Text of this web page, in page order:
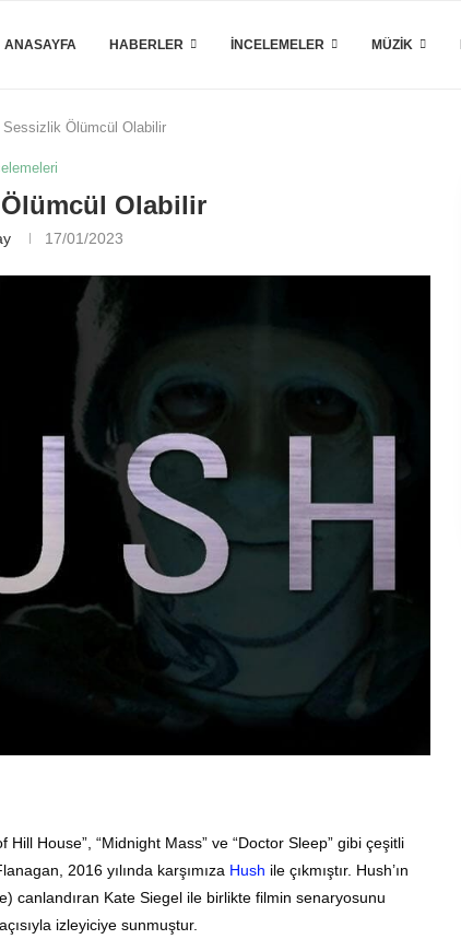
ANASAYFA HABERLER İNCELEMELER MÜZIK
Sessizlik Ölümcül Olabilir
Olabilir
17/01/2023
House”, “Midnight Mass” ve “Doctor Sleep” gibi çeşitli
2016 yılında karşımıza Hush ile çıkmıştır. Hush’ın
canlandıran Kate Siegel ile birlikte filmin senaryosunu
izleyiciye sunmuştur.